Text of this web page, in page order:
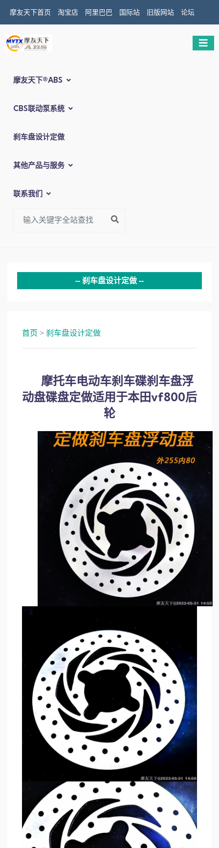
摩友天下首页 淘宝店 阿里巴巴 国际站 旧版网站 论坛
摩友天下®ABS
CBS联动泵系统
刹车盘设计定做
其他产品与服务
联系我们
刹车盘设计定做
首页 > 刹车盘设计定做
摩托车电动车刹车碟刹车盘浮
动盘碟盘定做适用于本田vf800后
轮